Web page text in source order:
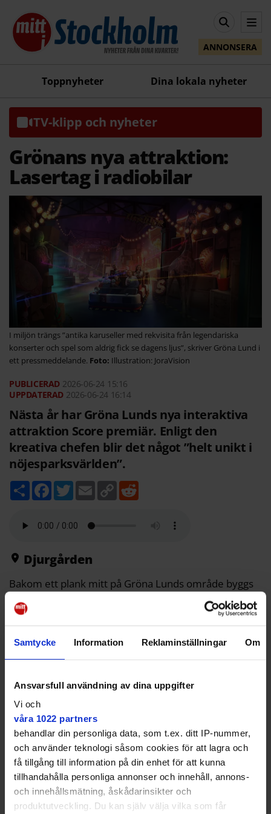
Samtycke Information Reklaminställningar Om
Ansvarsfull användning av dina uppgifter
Vi och
våra 1022 partners
behandlar din personliga data, som t.ex. ditt IP-nummer,
och använder teknologi såsom cookies för att lagra och
få tillgång till information på din enhet för att kunna
tillhandahålla personliga annonser och innehåll, annons-
och innehållsmätning, åskådarinsikter och
produktutveckling. Du kan själv välja vilka som får
ANNONSERA
Toppnyheter Dina lokala nyheter
TV-klipp och nyheter
Grönans nya attraktion:
Lasertag i radiobilar
I miljön trängs ”antika karuseller med rekvisita från legendariska
konserter och spel som aldrig fick se dagens ljus”, skriver Gröna Lund i
ett pressmeddelande.
Illustration: JoraVision
2026-06-24 15:16
2026-06-24 16:14
Nästa år har Gröna Lunds nya interaktiva
attraktion Score premiär. Enligt den
kreativa chefen blir det något ”helt unikt i
nöjesparksvärlden”.
D
e
F
c
b
T
w
t
E
m
a
C
o
p
Djurgården
Bakom ett plank mitt på Gröna Lunds område byggs
det. Nästa säsong har Score premiär, en
inomhusattraktion med interaktiva delar.
besökarna genom rummen. Vagnarna kan snurra och
växla riktning, och de som åker ska samtidigt träffa
poäng på high score-listan.
Helt unikt i nöjesparksvärlden.
Mellan Twister och Katapulten
Temat i rummen är Gröna Lunds ”mytomspunna